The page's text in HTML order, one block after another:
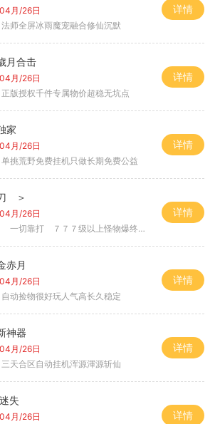
04月/26日
法师全屏冰雨魔宠融合修仙沉默
详情
月合击
04月/26日
正版授权千件专属物价超稳无坑点
详情
家
04月/26日
单挑荒野免费挂机只做长期免费公益
详情
＞
04月/26日
一切靠打 ７７７级以上怪物爆终极 ＞
详情
赤月
04月/26日
自动捡物很好玩人气高长久稳定
详情
神器
04月/26日
三天合区自动挂机浑源渾源斩仙
详情
失
04月/26日
详情